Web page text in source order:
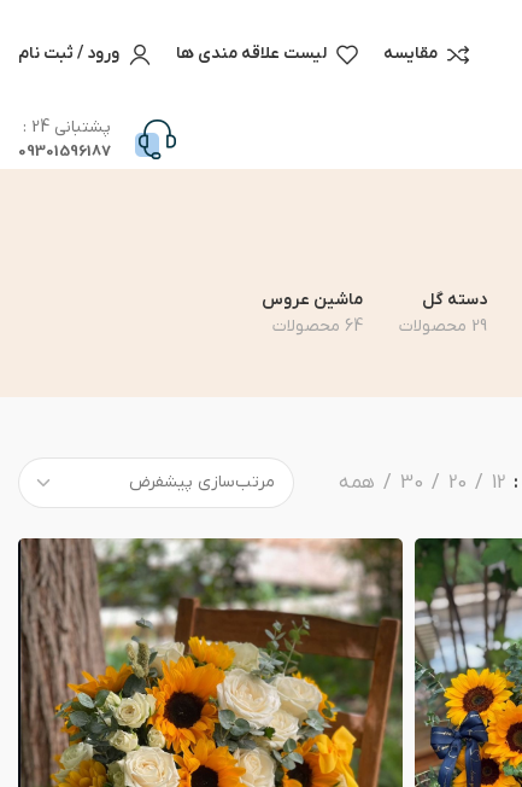
مقایسه لیست علاقه مندی ها ورود / ثبت نام
پشتبانی 24 :
09301596187
دسته گل
29 محصولات
ماشین عروس
64 محصولات
12
20
30 همه